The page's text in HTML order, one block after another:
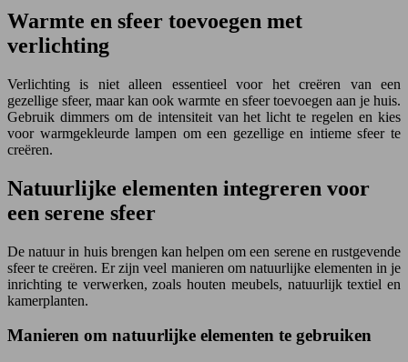
Warmte en sfeer toevoegen met
verlichting
Verlichting is niet alleen essentieel voor het creëren van een
gezellige sfeer, maar kan ook warmte en sfeer toevoegen aan je huis.
Gebruik dimmers om de intensiteit van het licht te regelen en kies
voor warmgekleurde lampen om een gezellige en intieme sfeer te
creëren.
Natuurlijke elementen integreren voor
een serene sfeer
De natuur in huis brengen kan helpen om een serene en rustgevende
sfeer te creëren. Er zijn veel manieren om natuurlijke elementen in je
inrichting te verwerken, zoals houten meubels, natuurlijk textiel en
kamerplanten.
Manieren om natuurlijke elementen te gebruiken